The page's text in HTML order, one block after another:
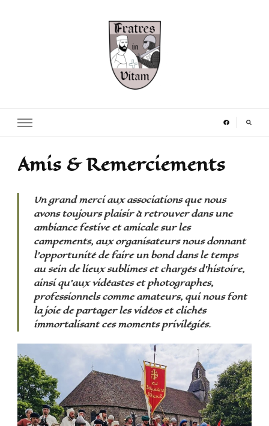
Amis & Remerciements
Un grand merci aux associations que nous
avons toujours plaisir à retrouver dans une
ambiance festive et amicale sur les
campements, aux organisateurs nous donnant
l’opportunité de faire un bond dans le temps
au sein de lieux sublimes et chargés d’histoire,
ainsi qu’aux vidéastes et photographes,
professionnels comme amateurs, qui nous font
la joie de partager les vidéos et clichés
immortalisant ces moments privilégiés.